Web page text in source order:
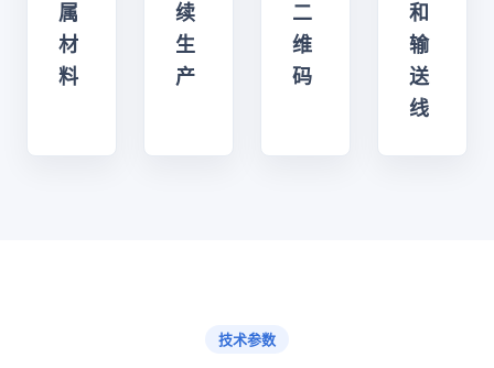
属
材
料
续
生
产
二
维
码
和
输
送
线
技术参数